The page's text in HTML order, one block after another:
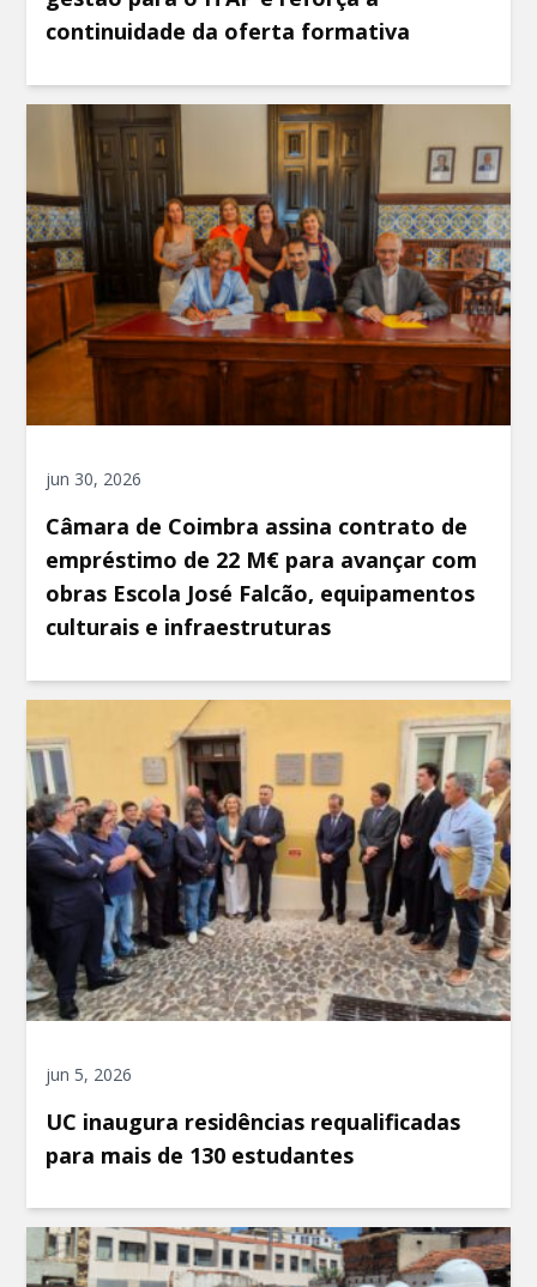
continuidade da oferta formativa
jun 30, 2026
Câmara de Coimbra assina contrato de
empréstimo de 22 M€ para avançar com
obras Escola José Falcão, equipamentos
culturais e infraestruturas
jun 5, 2026
UC inaugura residências requalificadas
para mais de 130 estudantes